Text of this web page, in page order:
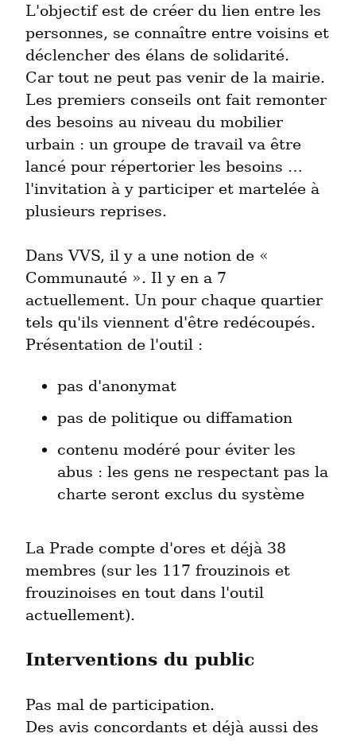
L'objectif est de créer du lien entre les
personnes, se connaître entre voisins et
déclencher des élans de solidarité.
Car tout ne peut pas venir de la mairie.
Les premiers conseils ont fait remonter
des besoins au niveau du mobilier
urbain : un groupe de travail va être
lancé pour répertorier les besoins …
l'invitation à y participer et martelée à
plusieurs reprises.
Dans VVS, il y a une notion de «
Communauté ». Il y en a 7
actuellement. Un pour chaque quartier
tels qu'ils viennent d'être redécoupés.
Présentation de l'outil :
pas d'anonymat
pas de politique ou diffamation
contenu modéré pour éviter les
abus : les gens ne respectant pas la
charte seront exclus du système
La Prade compte d'ores et déjà 38
membres (sur les 117 frouzinois et
frouzinoises en tout dans l'outil
actuellement).
Interventions du public
Pas mal de participation.
Des avis concordants et déjà aussi des